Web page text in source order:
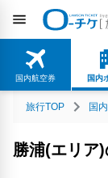
国内航空券 国内
旅行TOP 国
勝浦(エリア